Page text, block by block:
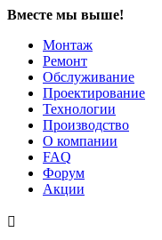
Вместе мы выше!
Монтаж
Ремонт
Обслуживание
Проектирование
Технологии
Производство
О компании
FAQ
Форум
Акции
